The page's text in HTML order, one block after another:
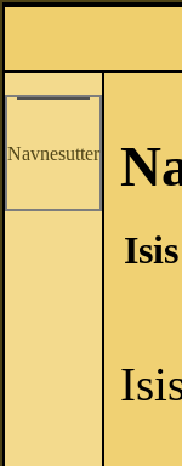
Navnesutter
Isis